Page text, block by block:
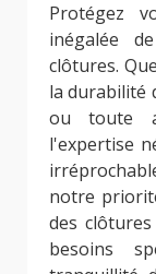
Protégez
inégalée
clôtures.
la durabilité
ou toute
l'expertise
notre
des
besoins